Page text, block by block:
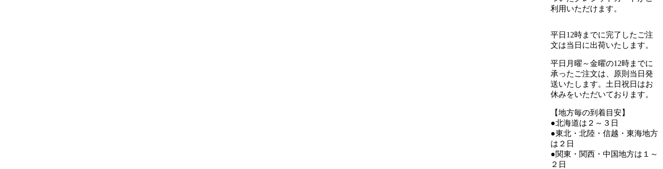
利用いただけます。
平日12時までに完了したご注
文は当日に出荷いたします。
平日月曜～金曜の12時までに
承ったご注文は、原則当日発
送いたします。土日祝日はお
休みをいただいております。
【地方毎の到着目安】
●北海道は２～３日
●東北・北陸・信越・東海地方
は２日
●関東・関西・中国地方は１～
２日